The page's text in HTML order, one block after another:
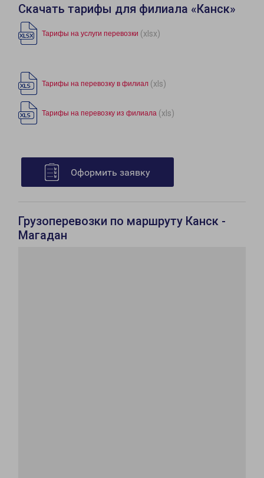
Скачать тарифы для филиала «Канск»
Тарифы на услуги перевозки (xlsx)
Тарифы на перевозку в филиал (xls)
Тарифы на перевозку из филиала (xls)
Оформить заявку
Грузоперевозки по маршруту Канск -
Магадан